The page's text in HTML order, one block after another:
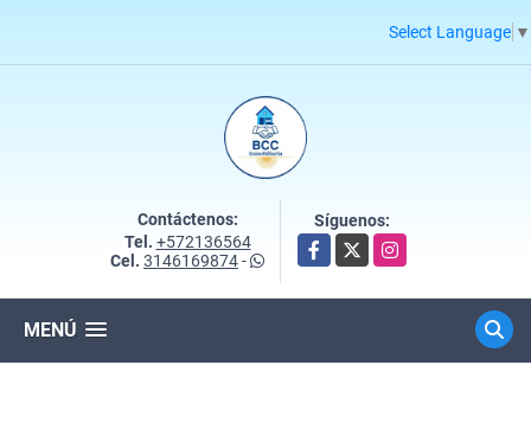
Select Language ▼
Contáctenos:
Tel. +572136564
Cel. 3146169874-
Síguenos:
Facebook
X Instagram
MENÚ